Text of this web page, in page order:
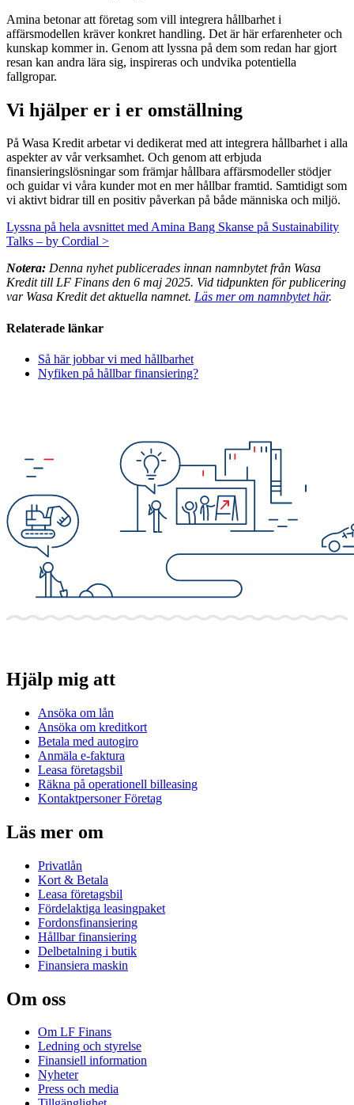
Amina betonar att företag som vill integrera hållbarhet i
affärsmodellen kräver konkret handling. Det är här erfarenheter och
kunskap kommer in. Genom att lyssna på dem som redan har gjort
resan kan andra lära sig, inspireras och undvika potentiella
fallgropar.
Vi hjälper er i er omställning
På Wasa Kredit arbetar vi dedikerat med att integrera hållbarhet i alla
aspekter av vår verksamhet. Och genom att erbjuda
finansieringslösningar som främjar hållbara affärsmodeller stödjer
och guidar vi våra kunder mot en mer hållbar framtid. Samtidigt som
vi aktivt bidrar till en positiv påverkan på både människa och miljö.
Lyssna på hela avsnittet med Amina Bang Skanse på Sustainability
Talks – by Cordial >
Notera: Denna nyhet publicerades innan namnbytet från Wasa
Kredit till LF Finans den 6 maj 2025. Vid tidpunkten för publicering
var Wasa Kredit det aktuella namnet. Läs mer om namnbytet här.
Relaterade länkar
Så här jobbar vi med hållbarhet
Nyfiken på hållbar finansiering?
Hjälp mig att
Ansöka om lån
Ansöka om kreditkort
Betala med autogiro
Anmäla e-faktura
Leasa företagsbil
Räkna på operationell billeasing
Kontaktpersoner Företag
Läs mer om
Privatlån
Kort & Betala
Leasa företagsbil
Fördelaktiga leasingpaket
Fordonsfinansiering
Hållbar finansiering
Delbetalning i butik
Finansiera maskin
Om oss
Om LF Finans
Ledning och styrelse
Finansiell information
Nyheter
Press och media